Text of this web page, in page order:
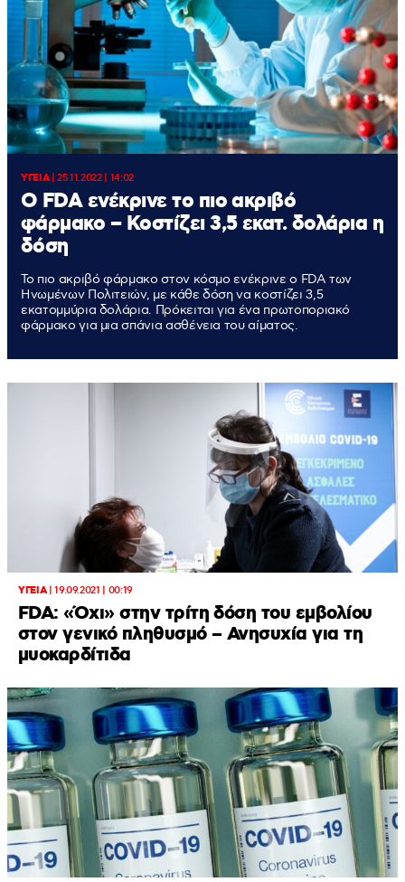
ΥΓΕΙΑ|25.11.2022 | 14:02
Ο FDA ενέκρινε το πιο ακριβό
φάρμακο – Κοστίζει 3,5 εκατ. δολάρια η
δόση
Το πιο ακριβό φάρμακο στον κόσμο ενέκρινε ο FDA των
Ηνωμένων Πολιτειών, με κάθε δόση να κοστίζει 3,5
εκατομμύρια δολάρια. Πρόκειται για ένα πρωτοποριακό
φάρμακο για μια σπάνια ασθένεια του αίματος.
ΥΓΕΙΑ|19.09.2021 | 00:19
FDA: «Όχι» στην τρίτη δόση του εμβολίου
στον γενικό πληθυσμό – Ανησυχία για τη
μυοκαρδίτιδα